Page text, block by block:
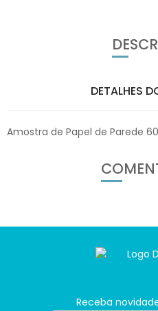
DETALHES
Amostra de Papel de Parede
Receba